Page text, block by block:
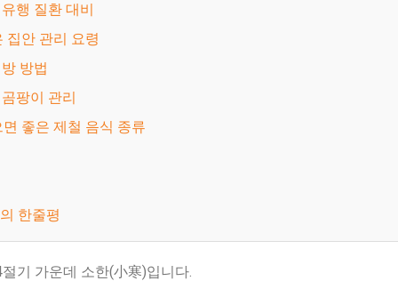
유행 질환 대비
집안 관리 요령
방법
곰팡이 관리
면 좋은 제철 음식 종류
의 한줄평
기 가운데 소한(小寒)입니다.